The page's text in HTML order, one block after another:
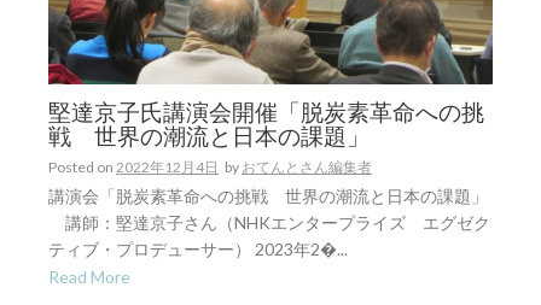
堅達京子氏講演会開催「脱炭素革命への挑
戦 世界の潮流と日本の課題」
Posted on 2022年12月4日 by おてんとさん編集者
講演会「脱炭素革命への挑戦 世界の潮流と日本の課題」
講師：堅達京子さん（NHKエンタープライズ エグゼク
ティブ・プロデューサー） 2023年2�...
Read More